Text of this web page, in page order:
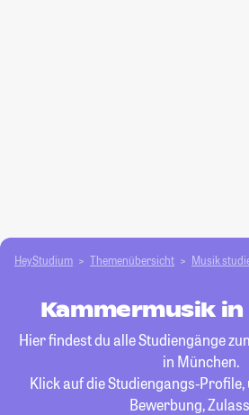
HeyStudium Themenübersicht Musik
Kammermusik
Hier findest du alle Studiengänge
in München.
Klick auf die Studiengangs-
Bewerbung,